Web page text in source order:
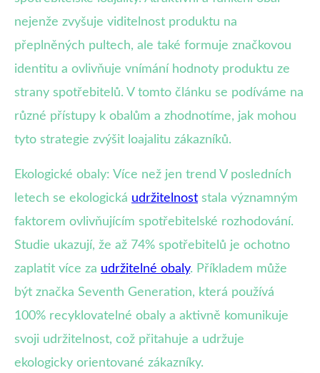
nejenže zvyšuje viditelnost produktu na
přeplněných pultech, ale také formuje značkovou
identitu a ovlivňuje vnímání hodnoty produktu ze
strany spotřebitelů. V tomto článku se podíváme na
různé přístupy k obalům a zhodnotíme, jak mohou
tyto strategie zvýšit loajalitu zákazníků.
Ekologické obaly: Více než jen trend V posledních
letech se ekologická udržitelnost stala významným
faktorem ovlivňujícím spotřebitelské rozhodování.
Studie ukazují, že až 74% spotřebitelů je ochotno
zaplatit více za udržitelné obaly. Příkladem může
být značka Seventh Generation, která používá
100% recyklovatelné obaly a aktivně komunikuje
svoji udržitelnost, což přitahuje a udržuje
ekologicky orientované zákazníky.